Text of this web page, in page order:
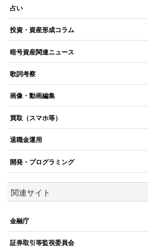
占い
投資・資産形成コラム
暗号資産関連ニュース
歌詞考察
画像・動画編集
買取（スマホ等）
退職金運用
開発・プログラミング
関連サイト
金融庁
証券取引等監視委員会